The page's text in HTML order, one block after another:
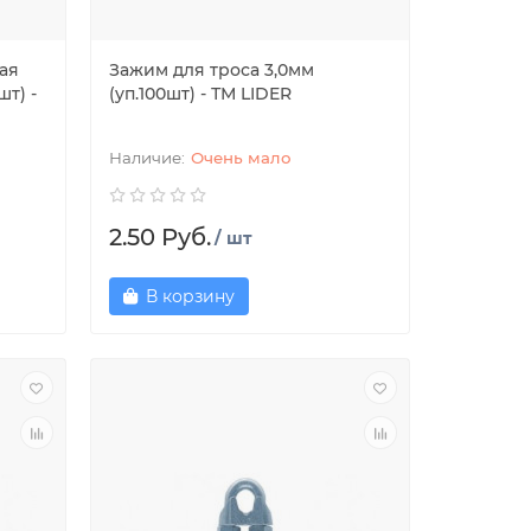
-
Зажим для троса 3,0мм
(уп.100шт) - ТМ LIDER
Очень мало
2.50 Руб./ шт
В корзину